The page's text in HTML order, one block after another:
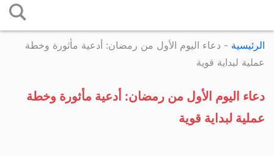
إلى
المحتوى
الرئيسية - دعاء اليوم الأول من رمضان: أدعية مأثورة وخطة
عملية لبداية قوية
دعاء اليوم الأول من رمضان: أدعية مأثورة وخطة
عملية لبداية قوية